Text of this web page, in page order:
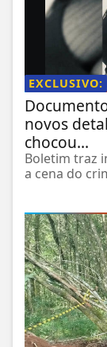
EXCLUSIVO:
novos
chocou...
Boletim traz
a cena do